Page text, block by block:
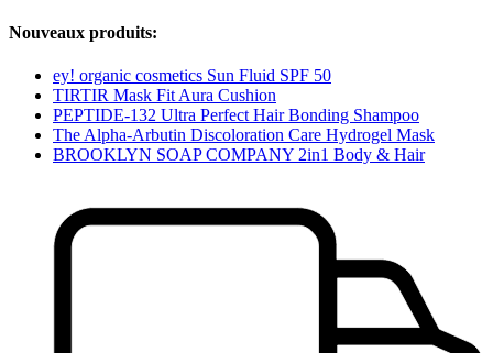
Nouveaux produits:
ey! organic cosmetics Sun Fluid SPF 50
TIRTIR Mask Fit Aura Cushion
PEPTIDE-132 Ultra Perfect Hair Bonding Shampoo
The Alpha-Arbutin Discoloration Care Hydrogel Mask
BROOKLYN SOAP COMPANY 2in1 Body & Hair